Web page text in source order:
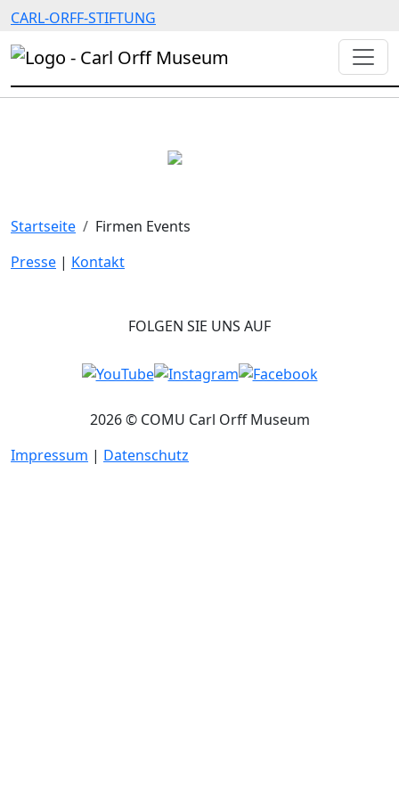
CARL-ORFF-STIFTUNG
Startseite
Firmen Events
Presse | Kontakt
FOLGEN SIE UNS AUF
2026 © COMU Carl Orff Museum
Impressum | Datenschutz